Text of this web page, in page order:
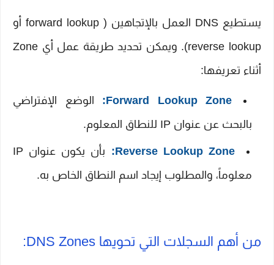
يستطيع DNS العمل بالإتجاهين ( forward lookup أو
reverse lookup). ويمكن تحديد طريقة عمل أي Zone
أثناء تعريفها:
Forward Lookup Zone:
الوضع الإفتراضي
بالبحث عن عنوان IP للنطاق المعلوم.
Reverse Lookup Zone:
بأن يكون عنوان IP
معلوماً، والمطلوب إيجاد اسم النطاق الخاص به.
من أهم السجلات التي تحويها DNS Zones: